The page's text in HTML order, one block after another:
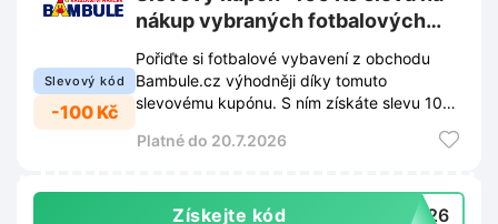
Slevový kód
-100 Kč
nákup vybraných fotbalových
produktů na Bambule.cz
Pořiďte si fotbalové vybavení z obchodu
Bambule.cz výhodněji díky tomuto
slevovému kupónu. S ním získáte slevu 100
Platné do 20.7.2026
Získejte kód AL26